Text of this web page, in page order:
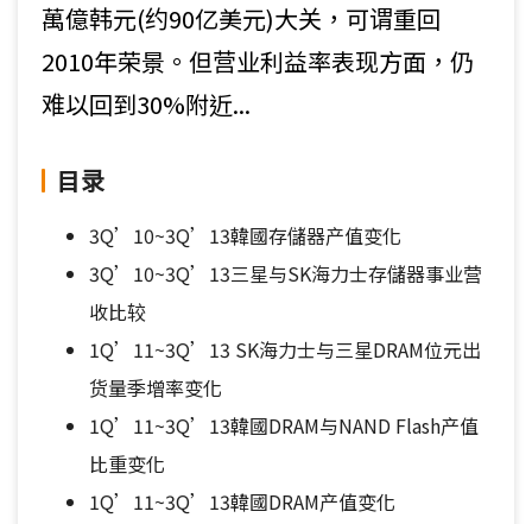
萬億韩元(约90亿美元)大关，可谓重回
2010年荣景。但营业利益率表现方面，仍
难以回到30%附近...
目录
3Q’10~3Q’13韓國存儲器产值变化
3Q’10~3Q’13三星与SK海力士存儲器事业营
收比较
1Q’11~3Q’13 SK海力士与三星DRAM位元出
货量季增率变化
1Q’11~3Q’13韓國DRAM与NAND Flash产值
比重变化
1Q’11~3Q’13韓國DRAM产值变化